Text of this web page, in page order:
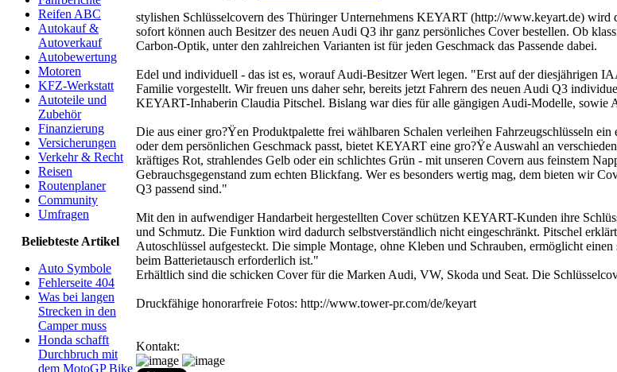
Reifen ABC
Autokauf &
Autoverkauf
Autobewertung
Motoren
KFZ-Werkstatt
Autoteile und
Zubehör
Finanzierung
Versicherungen
Verkehr & Recht
Reisen
Routenplaner
Community
Umfragen
Beliebteste Artikel
Auto Symbole
Fehlerseite 404
Was bei langen
Strecken in den
Camper muss
Honda schafft
Durchbruch mit
dem MotoGP Bike
stylishen Schlüsselcovern des Thüringer Unternehmens KEYART (http://www.keyart.de) wird
sofort können auch Besitzer des neuen Audi Q3 ihr ganz persönliches Cover bestellen. Ob
Carbon-Optik, unter den zahlreichen Varianten ist für jeden Geschmack das Passende dabei.
Edel und individuell - das ist es, worauf Audi-Besitzer Wert legen. "Erst auf der diesjährigen
Familie vorgestellt. Wir freuen uns daher sehr, bereits jetzt Fahrern des neuen Audi Q3
KEYART-Inhaberin Claudia Pitschel. Bislang war dies für alle gängigen Audi-Modelle, sowie
Die aus einer gro?Ÿen Produktpalette frei wählbaren Schalen verleihen Fahrzeugschlüsseln
oder dem persönlichen Geschmack passt, bietet KEYART eine gro?Ÿe Auswahl an
kräftiges Rot, strahlendes Gelb oder ein schlichtes Grün - mit unseren Covern aus feinstem
Gebrauchsgegenstand zum echten Blickfang. Wer es besonders wertig mag, dem bieten wir
Q3 passend sind."
Mit den in aufwendiger Handarbeit hergestellten Cover schützen KEYART-Kunden ihre
und Schmutz. Die Funktion wird dadurch selbstverständlich nicht eingeschränkt. Pitschel
Autoschlüssel aufgesteckt. Die simple Montage, ohne Kleben und Schrauben, ermöglicht
beim Batterietausch erforderlich ist."
Erhältlich sind die schicken Cover für die Marken Audi, VW, Skoda und Seat. Die
Druckfähige honorarfreie Fotos: http://www.tower-pr.com/de/keyart
Kontakt: